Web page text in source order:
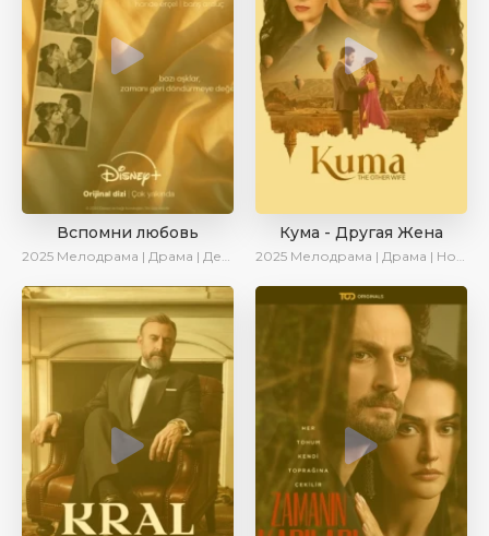
Вспомни любовь
2025 Мелодрама | Драма | Детектив | Комедия | Новинки | Сериалы 2025
Кума - Другая Жена
2025 Мелодрама | Драма | Новинки | Сериалы 2025